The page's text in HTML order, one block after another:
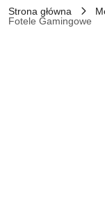
Strona główna
Fotele Gamingowe